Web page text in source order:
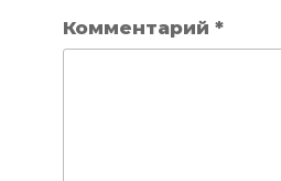
Комментарий *